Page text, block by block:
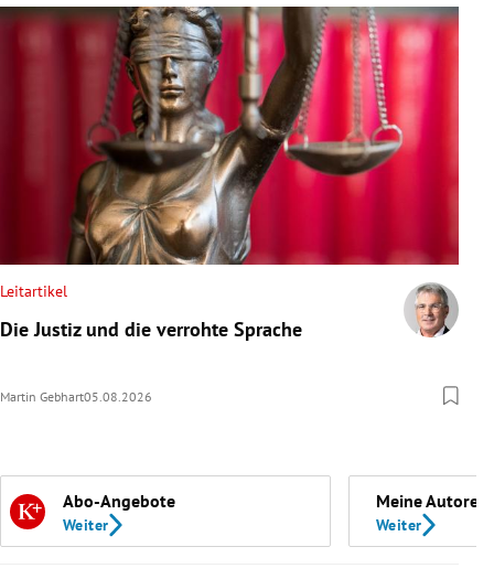
Leitartikel
Die Justiz und die verrohte Sprache
Martin Gebhart05.08.2026
Abo-Angebote
Weiter
Meine Autoren
Weiter